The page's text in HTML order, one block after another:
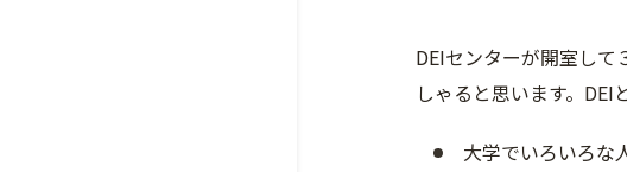
DEIセンターが開室し
しゃると思います。
大学でいろいろな